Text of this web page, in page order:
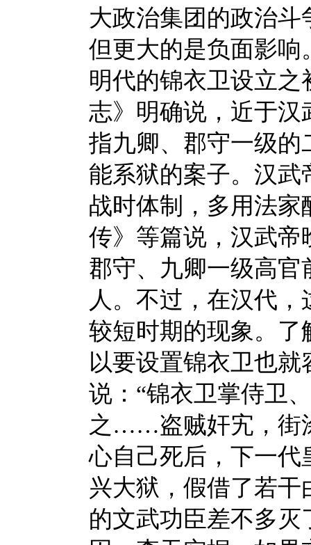
大政治集团的政治
但更大的是负面影响
明代的锦衣卫设立
志》明确说，近于
指九卿、郡守一级
能系狱的案子。汉
战时体制，多用法家
传》等篇说，汉武
郡守、九卿一级高
人。不过，在汉代
较短时期的现象。
以要设置锦衣卫也就
说：“锦衣卫掌侍卫
之……盗贼奸宄，街
心自己死后，下一
兴大狱，假借了若
的文武功臣差不多